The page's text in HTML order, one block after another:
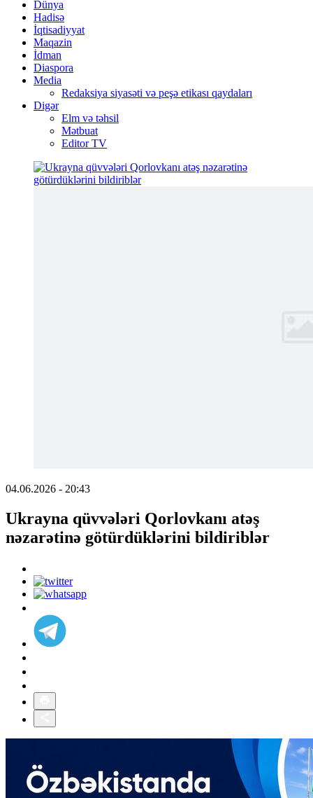
Dünya
Hadisə
İqtisadiyyat
Maqazin
İdman
Diaspora
Media
Redaksiya siyasəti və peşə etikası qaydaları
Digər
Elm və təhsil
Mətbuat
Editor TV
04.06.2026 - 20:43
Ukrayna qüvvələri Qorlovkanı atəş
nəzarətinə götürdüklərini bildiriblər